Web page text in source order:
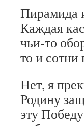
Пирамида
Каждая
чьи-то
то и
Нет, я
Родину
эту